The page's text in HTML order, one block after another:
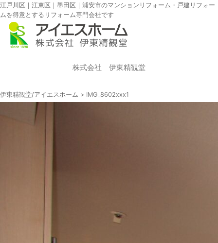
江戸川区｜江東区｜墨田区｜浦安市のマンションリフォーム・戸建リフォー
ムを得意とするリフォーム専門会社です
株式会社 伊東精観堂
伊東精観堂/アイエスホーム > IMG_8602xxx1